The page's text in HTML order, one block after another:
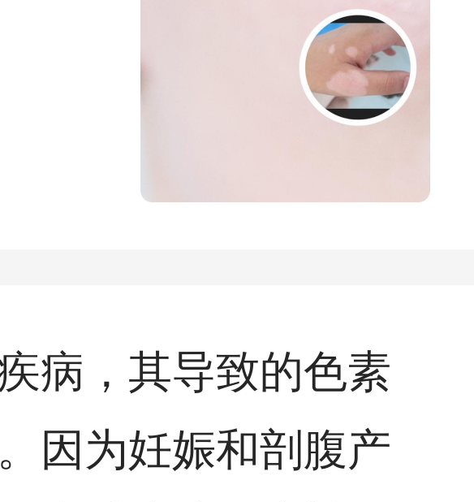
病，其导致的色素
因为妊娠和剖腹产